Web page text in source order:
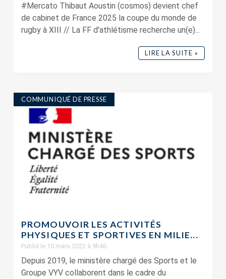
#Mercato Thibaut Aoustin (cosmos) devient chef
de cabinet de France 2025 la coupe du monde de
rugby à XIII // La FF d'athlétisme recherche un(e)...
LIRE LA SUITE »
COMMUNIQUÉ DE PRESSE
PROMOUVOIR LES ACTIVITÉS
PHYSIQUES ET SPORTIVES EN MILIE...
Publié le 15 mars 2022 à 9h46
Depuis 2019, le ministère chargé des Sports et le
Groupe VYV collaborent dans le cadre du